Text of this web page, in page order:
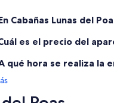
Cabañas Lunas del
es el precio del
qué hora se realiza la